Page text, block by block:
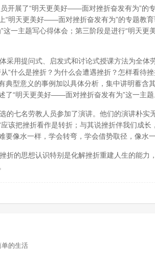
展了“明天更美好——面对挫折奋发有为”的
“明天更美好——面对挫折奋发有为”的专题教
这一主题写心得体会；第三阶段是进行“明天
用提问式、启发式和讨论式授课方法为全体
“什么是挫折？为什么会遭遇挫折？怎样看待
典型意义的事例加以具体分析，集中讲明蓄含
了“明天更美好——面对挫折奋发有为”这一主题
七名劳教人员参加了演讲。他们的演讲朴实
该把挫折看作是转折；与其说挫折伴我们成
要像水一样，学会转弯，学会借势取径，像
的思想认识特别是化解挫折重建人生的能力
的生活